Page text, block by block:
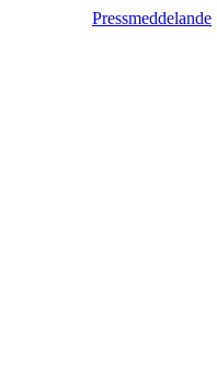
Pressmeddelande